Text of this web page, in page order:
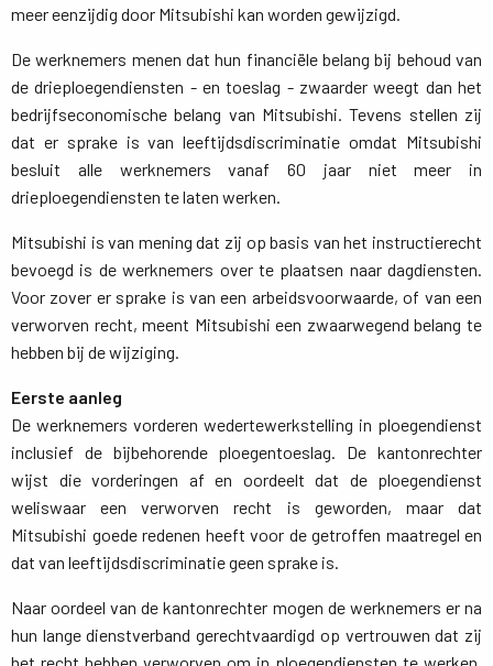
meer eenzijdig door Mitsubishi kan worden gewijzigd.
De werknemers menen dat hun financiële belang bij behoud van
de drieploegendiensten - en toeslag - zwaarder weegt dan het
bedrijfseconomische belang van Mitsubishi. Tevens stellen zij
dat er sprake is van leeftijdsdiscriminatie omdat Mitsubishi
besluit alle werknemers vanaf 60 jaar niet meer in
drieploegendiensten te laten werken.
Mitsubishi is van mening dat zij op basis van het instructierecht
bevoegd is de werknemers over te plaatsen naar dagdiensten.
Voor zover er sprake is van een arbeidsvoorwaarde, of van een
verworven recht, meent Mitsubishi een zwaarwegend belang te
hebben bij de wijziging.
Eerste aanleg
De werknemers vorderen wedertewerkstelling in ploegendienst
inclusief de bijbehorende ploegentoeslag. De kantonrechter
wijst die vorderingen af en oordeelt dat de ploegendienst
weliswaar een verworven recht is geworden, maar dat
Mitsubishi goede redenen heeft voor de getroffen maatregel en
dat van leeftijdsdiscriminatie geen sprake is.
Naar oordeel van de kantonrechter mogen de werknemers er na
hun lange dienstverband gerechtvaardigd op vertrouwen dat zij